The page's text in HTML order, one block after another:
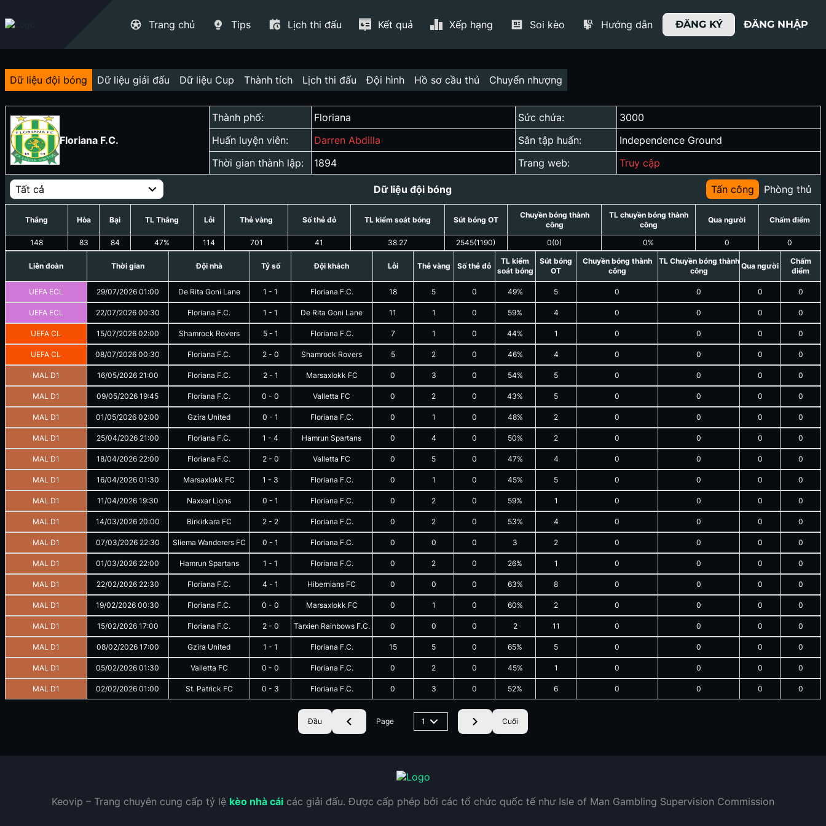
Trang chủ Tips Lịch thi đấu Kết quả Xếp hạng Soi kèo Hướng dẫn ĐĂNG KÝ ĐĂNG NHẬP
Dữ liệu đội bóng Dữ liệu giải đấu Dữ liệu Cup Thành tích Lịch thi đấu Đội hình Hồ sơ cầu thủ Chuyển nhượng
Floriana F.C.
Thành phố: Floriana Sức chứa:
3000
Huấn luyện viên:
Darren Abdilla Sân tập huấn:
Independence Ground
Thời gian thành lập:
1894 Trang web: Truy cập
Tất cả Dữ liệu đội bóng Tấn công Phòng thủ
Thắng
148
Hòa
83
Bại
84
TL Thắng
47%
Lỗi
114
Thẻ vàng
701
Số thẻ đỏ
41
TL kiểm soát bóng
38.27
Sút bóng OT
2545(1190)
Chuyền bóng thành
công
0(0)
TL chuyền bóng thành
công
0%
Qua người
0
Chấm điểm
0
Liên đoàn Thời gian Đội nhà Tỷ số Đội khách Lỗi Thẻ vàng Số thẻ đỏ
TL kiểm
soát bóng
Sút bóng
OT
Chuyền bóng thành
công
TL Chuyền bóng thành
công
Qua người
Chấm
điểm
UEFA ECL 29/07/2026 01:00 De Rita Goni Lane 1 -1 Floriana F.C. 18 5 0 49% 5 0 0 0 0
UEFA ECL 22/07/2026 00:30 Floriana F.C. 1 -1 De Rita Goni Lane 11 1 0 59% 4 0 0 0 0
UEFA CL 15/07/2026 02:00 Shamrock Rovers 5- 1 Floriana F.C. 7 1 0 44% 1 0 0 0 0
UEFA CL 08/07/2026 00:30 Floriana F.C. 2- 0 Shamrock Rovers 5 2 0 46% 4 0 0 0 0
MAL D1 16/05/2026 21:00 Floriana F.C. 2- 1 Marsaxlokk FC 0 3 0 54% 5 0 0 0 0
MAL D1 09/05/2026 19:45 Floriana F.C. 0 -0 Valletta FC 0 2 0 43% 5 0 0 0 0
MAL D1 01/05/2026 02:00 Gzira United 0 -1 Floriana F.C. 0 1 0 48% 2 0 0 0 0
MAL D1 25/04/2026 21:00 Floriana F.C. 1 -4 Hamrun Spartans 0 4 0 50% 2 0 0 0 0
MAL D1 18/04/2026 22:00 Floriana F.C. 2- 0 Valletta FC 0 5 0 47% 4 0 0 0 0
MAL D1 16/04/2026 01:30 Marsaxlokk FC 1 - 3 Floriana F.C. 0 1 0 45% 5 0 0 0 0
MAL D1 11/04/2026 19:30 Naxxar Lions 0 -1 Floriana F.C. 0 2 0 59% 1 0 0 0 0
MAL D1 14/03/2026 20:00 Birkirkara FC 2 - 2 Floriana F.C. 0 2 0 53% 4 0 0 0 0
MAL D1 07/03/2026 22:30 Sliema Wanderers FC 0 -1 Floriana F.C. 0 0 0 3 2 0 0 0 0
MAL D1 01/03/2026 22:00 Hamrun Spartans 1 -1 Floriana F.C. 0 2 0 26% 1 0 0 0 0
MAL D1 22/02/2026 22:30 Floriana F.C. 4 -1 Hibernians FC 0 0 0 63% 8 0 0 0 0
MAL D1 19/02/2026 00:30 Floriana F.C. 0 -0 Marsaxlokk FC 0 1 0 60% 2 0 0 0 0
MAL D1 15/02/2026 17:00 Floriana F.C. 2- 0 Tarxien Rainbows F.C. 0 0 0 2 11 0 0 0 0
MAL D1 08/02/2026 17:00 Gzira United 1 -1 Floriana F.C. 15 5 0 65% 5 0 0 0 0
MAL D1 05/02/2026 01:30 Valletta FC 0 -0 Floriana F.C. 0 2 0 45% 1 0 0 0 0
MAL D1 02/02/2026 01:00 St. Patrick FC 0 - 3 Floriana F.C. 0 3 0 52% 6 0 0 0 0
Đầu Page 1 Cuối
Keovip – Trang chuyên cung cấp tỷ lệ kèo nhà cái các giải đấu. Được cấp phép bởi các tổ chức quốc tế như Isle of Man Gambling Supervision Commission